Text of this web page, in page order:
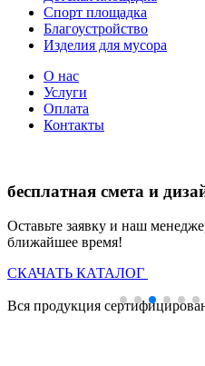
Спорт площадка
Благоустройство
Изделия для мусора
О нас
Услуги
Оплата
Контакты
бесплатная смета и
Оставьте заявку и наш
ближайшее время!
СКАЧАТЬ КАТАЛОГ
Дешёвый аналог любого